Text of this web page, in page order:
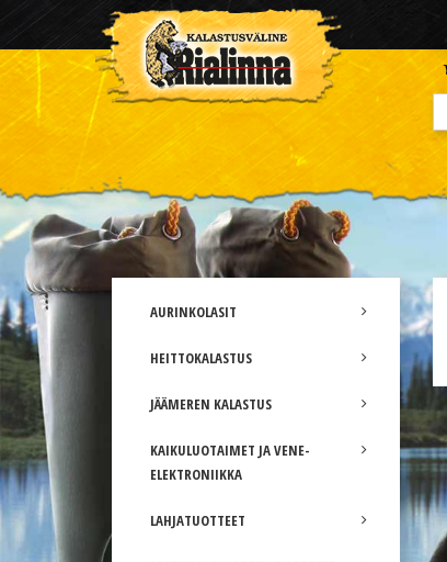
AURINKOLASIT
HEITTOKALASTUS
JÄÄMEREN KALASTUS
KAIKULUOTAIMET JA VENE-
ELEKTRONIIKKA
LAHJATUOTTEET